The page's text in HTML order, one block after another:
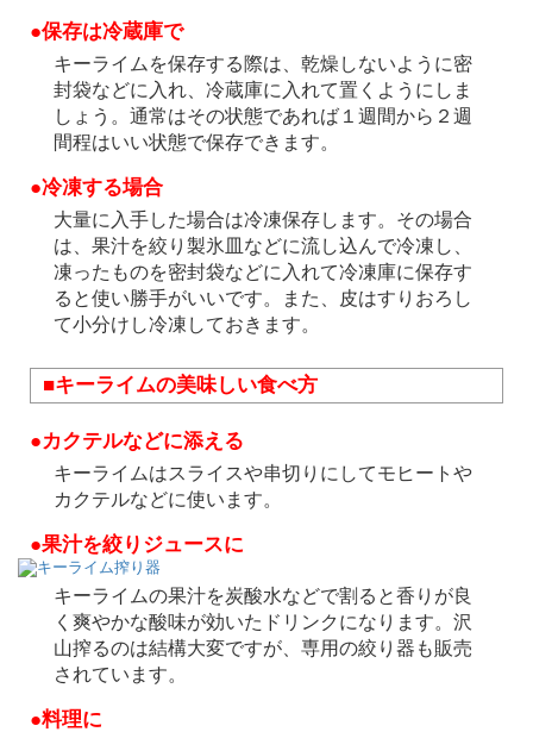
●保存は冷蔵庫で
キーライムを保存する際は、乾燥しないように密
封袋などに入れ、冷蔵庫に入れて置くようにしま
しょう。通常はその状態であれば１週間から２週
間程はいい状態で保存できます。
●冷凍する場合
大量に入手した場合は冷凍保存します。その場合
は、果汁を絞り製氷皿などに流し込んで冷凍し、
凍ったものを密封袋などに入れて冷凍庫に保存す
ると使い勝手がいいです。また、皮はすりおろし
て小分けし冷凍しておきます。
■キーライムの美味しい食べ方
●カクテルなどに添える
キーライムはスライスや串切りにしてモヒートや
カクテルなどに使います。
●果汁を絞りジュースに
キーライムの果汁を炭酸水などで割ると香りが良
く爽やかな酸味が効いたドリンクになります。沢
山搾るのは結構大変ですが、専用の絞り器も販売
されています。
●料理に